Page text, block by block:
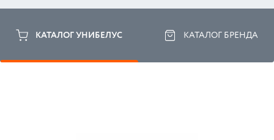
КАТАЛОГ УНИБЕЛУС КАТАЛОГ БРЕНДА